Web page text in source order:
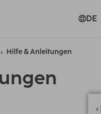
DE
Hilfe & Anleitungen